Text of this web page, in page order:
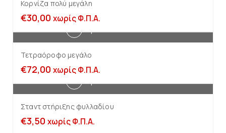
Κορνίζα πολύ μεγάλη
€30,00 χωρίς Φ.Π.Α.
Τετραόροφο μεγάλο
€72,00 χωρίς Φ.Π.Α.
Σταντ στήριξης φυλλαδίου
€3,50 χωρίς Φ.Π.Α.